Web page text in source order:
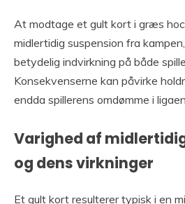
At modtage et gult kort i græs
midlertidig suspension fra
betydelig indvirkning på både
Konsekvenserne kan påvirke
endda spillerens omdømme i ligaen.
Varighed af
og dens virkninger
Et gult kort resulterer typisk i en